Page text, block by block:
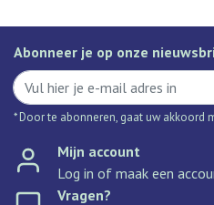
Abonneer je op onze
* Door te abonneren, gaat uw akkoord
Mijn account
Log in of maak een
Vragen?